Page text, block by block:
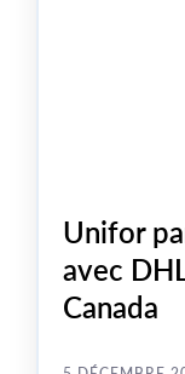
Unifor
avec
Canada